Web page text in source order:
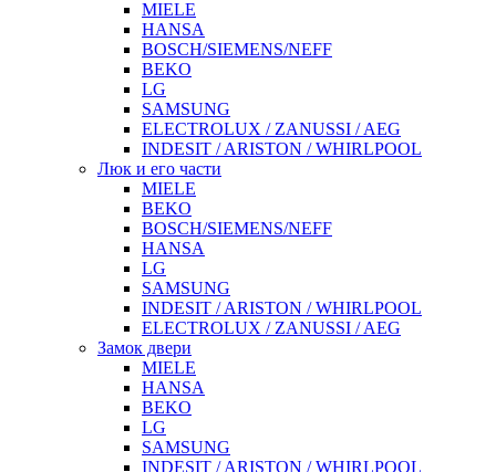
MIELE
HANSA
BOSCH/SIEMENS/NEFF
BEKO
LG
SAMSUNG
ELECTROLUX / ZANUSSI / AEG
INDESIT / ARISTON / WHIRLPOOL
Люк и его части
MIELE
BEKO
BOSCH/SIEMENS/NEFF
HANSA
LG
SAMSUNG
INDESIT / ARISTON / WHIRLPOOL
ELECTROLUX / ZANUSSI / AEG
Замок двери
MIELE
HANSA
BEKO
LG
SAMSUNG
INDESIT / ARISTON / WHIRLPOOL